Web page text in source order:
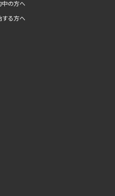
中の方へ
する方へ